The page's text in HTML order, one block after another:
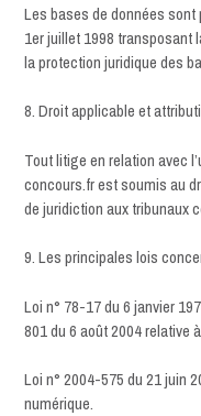
Les bases de données
1er juillet 1998 transposant
la protection juridique des
8. Droit applicable et
Tout litige en relation avec
concours.fr est soumis au
de juridiction aux tribunaux
9. Les principales lois
Loi n° 78-17 du 6 janvier
801 du 6 août 2004 relative
Loi n° 2004-575 du 21 juin
numérique.